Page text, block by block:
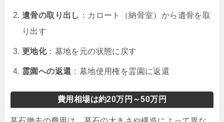
遺骨の取り出し ：カロート（納骨室）から遺骨を取
り出す
更地化：墓地を元の状態に戻す
霊園への返還 ：墓地使用権を霊園に返還
費用相場は約20万円～50万円